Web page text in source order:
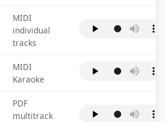
MIDI
individual
tracks
MIDI
Karaoke
PDF
multitrack